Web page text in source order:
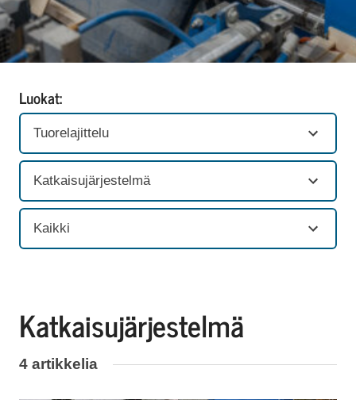
Luokat:
Tuorelajittelu
Katkaisujärjestelmä
Kaikki
Katkaisujärjestelmä
4 artikkelia